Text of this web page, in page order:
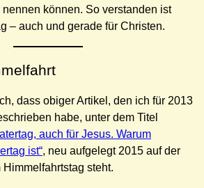
können. So verstanden ist
– auch und gerade für Christen.
dass obiger Artikel, den ich für 2013
habe, unter dem Titel
auch für Jesus. Warum
ist“, neu aufgelegt 2015 auf der
steht.